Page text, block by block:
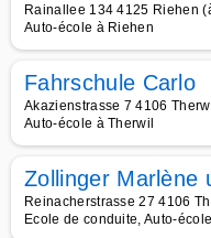
Rainallee 134 4125 Riehen
Auto-école à Riehen
Fahrschule Carlo
Akazienstrasse 7 4106
Auto-école à Therwil
Zollinger Marlène
Reinacherstrasse 27 4106
Ecole de conduite, Auto-